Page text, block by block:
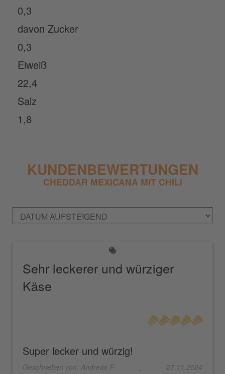
0,3
davon Zucker
0,3
Eiweiß
22,4
Salz
1,8
KUNDENBEWERTUNGEN
CHEDDAR MEXICANA MIT CHILI
Sehr leckerer und würziger
Käse
Super lecker und würzig!
Geschrieben von: Andreas F . 27.11.2024